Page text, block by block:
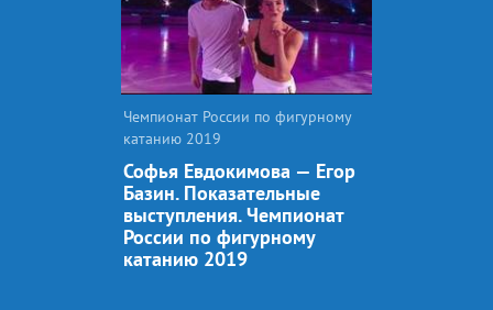
Чемпионат России по фигурному
катанию 2019
Софья Евдокимова — Егор
Базин. Показательные
выступления. Чемпионат
России по фигурному
катанию 2019